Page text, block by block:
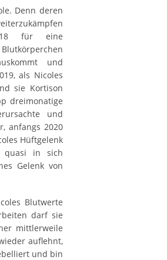
Denn deren
für eine
und
als Nicoles
sie Kortison
dreimonatige
und
anfangs 2020
Hüftgelenk
quasi in sich
Gelenk von
Blutwerte
darf sie
mittlerweile
auflehnt,
und bin